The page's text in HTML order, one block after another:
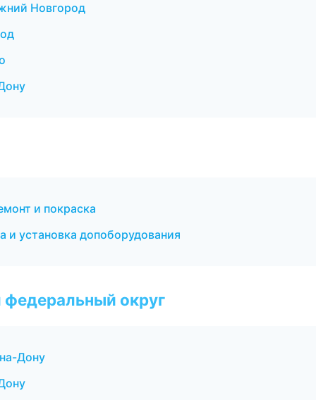
Новгород
и покраска
установка допоборудования
округ
Дону